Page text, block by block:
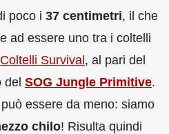
poco i 37 centimetri, il che
ad essere uno tra i coltelli
Coltelli Survival, al pari del
del SOG Jungle Primitive.
essere da meno: siamo
chilo! Risulta quindi